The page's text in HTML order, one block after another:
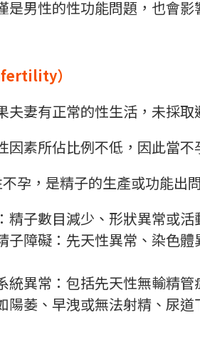
是男性的性功能問題，也會影
）
夫妻有正常的性生活，未採
因素所佔比例不低，因此當
孕，是精子的生產或功能出
精子數目減少、形狀異常或活
子障礙：先天性異常、染色
統異常：包括先天性無輸精管
陽萎、早洩或無法射精、尿道